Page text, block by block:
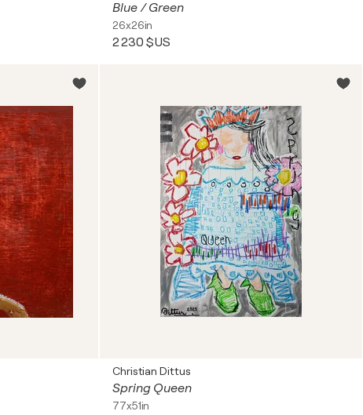
Blue / Green
26x26in
2 230 $US
Christian Dittus
Spring Queen
77x51in